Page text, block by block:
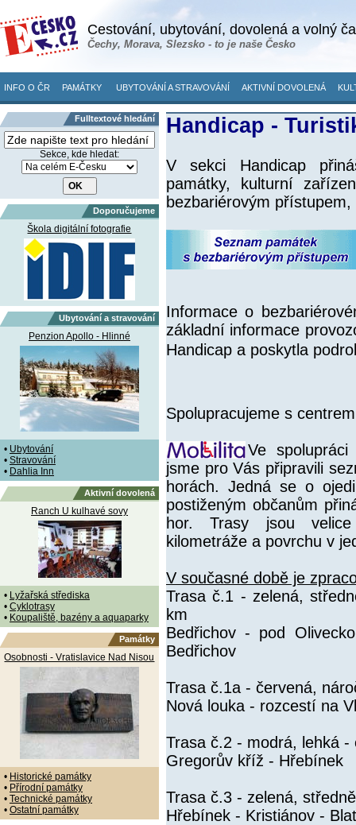
Cestování, ubytování, dovolená a volný
Čechy, Morava, Slezsko - to je naše Česko
INFO O ČR PAMÁTKY UBYTOVÁNÍ A STRAVOVÁNÍ AKTIVNÍ DOVOLENÁ
Fulltextové hledání
Sekce, kde hledat:
Doporučujeme
Škola digitální fotografie
Ubytování a stravování
Penzion Apollo - Hlinné
• Ubytování
• Stravování
• Dahlia Inn
Aktivní dovolená
Ranch U kulhavé sovy
• Lyžařská střediska
• Cyklotrasy
• Koupaliště, bazény a aquaparky
Památky
Osobnosti - Vratislavice Nad Nisou
• Historické památky
• Přírodní památky
• Technické památky
• Ostatní památky
Handicap -
V sekci Handicap
památky, kulturní
bezbariérovým
Informace o
základní informace
Handicap a poskytla
Spolupracujeme s
Ve
jsme pro Vás připravili
horách. Jedná se o
postiženým občanům
hor. Trasy jsou velice
kilometráže a povrchu v
V současné době je
Trasa č.1 - zelená,
km
Bedřichov - pod
Bedřichov
Trasa č.1a - červená,
Nová louka - rozcestí na
Trasa č.2 - modrá, lehká -
Gregorův kříž - Hřebínek
Trasa č.3 - zelená,
Hřebínek - Kristiánov -